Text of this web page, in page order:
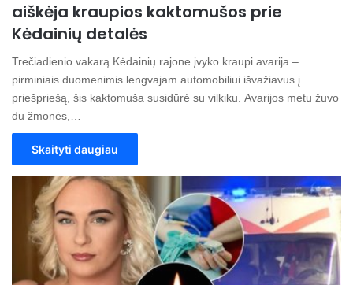
aiškėja kraupios kaktomušos prie
Kėdainių detalės
Trečiadienio vakarą Kėdainių rajone įvyko kraupi avarija –
pirminiais duomenimis lengvajam automobiliui išvažiavus į
priešpriešą, šis kaktomuša susidūrė su vilkiku. Avarijos metu žuvo
du žmonės,…
Skaityti daugiau